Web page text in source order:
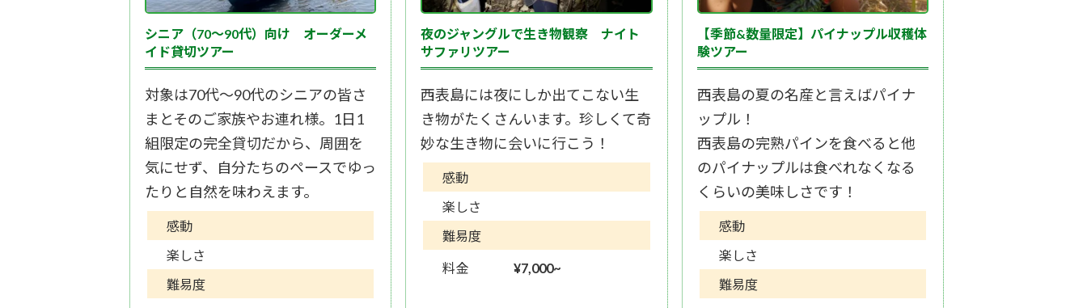
シニア（70～90代）向け オーダーメ
イド貸切ツアー
対象は70代〜90代のシニアの皆さ
まとそのご家族やお連れ様。1日1
組限定の完全貸切だから、周囲を
気にせず、自分たちのペースでゆっ
たりと自然を味わえます。
感動
楽しさ
難易度
夜のジャングルで生き物観察 ナイト
サファリツアー
西表島には夜にしか出てこない生
き物がたくさんいます。珍しくて奇
妙な生き物に会いに行こう！
感動
楽しさ
難易度
料金 ¥7,000~
【季節&数量限定】パイナップル収穫体
験ツアー
西表島の夏の名産と言えばパイナ
ップル！
西表島の完熟パインを食べると他
のパイナップルは食べれなくなる
くらいの美味しさです！
感動
楽しさ
難易度